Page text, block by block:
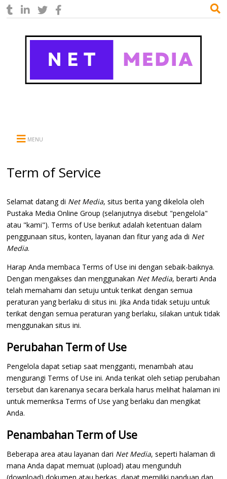
MENU
Term of Service
Selamat datang di Net Media, situs berita yang dikelola oleh
Pustaka Media Online Group (selanjutnya disebut "pengelola"
atau "kami"). Terms of Use berikut adalah ketentuan dalam
penggunaan situs, konten, layanan dan fitur yang ada di Net
Media.
Harap Anda membaca Terms of Use ini dengan sebaik-baiknya.
Dengan mengakses dan menggunakan Net Media, berarti Anda
telah memahami dan setuju untuk terikat dengan semua
peraturan yang berlaku di situs ini. Jika Anda tidak setuju untuk
terikat dengan semua peraturan yang berlaku, silakan untuk tidak
menggunakan situs ini.
Perubahan Term of Use
Pengelola dapat setiap saat mengganti, menambah atau
mengurangi Terms of Use ini. Anda terikat oleh setiap perubahan
tersebut dan karenanya secara berkala harus melihat halaman ini
untuk memeriksa Terms of Use yang berlaku dan mengikat
Anda.
Penambahan Term of Use
Beberapa area atau layanan dari Net Media, seperti halaman di
mana Anda dapat memuat (upload) atau mengunduh